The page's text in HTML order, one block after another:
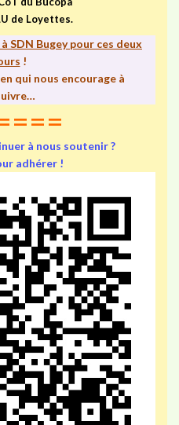
de Loyettes.
SDN Bugey pour ces deux
!
qui nous encourage à
à nous soutenir ?
adhérer !